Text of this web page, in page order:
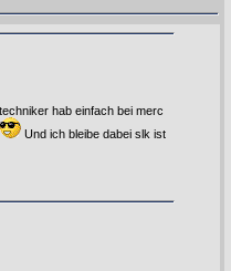
hab einfach bei merc
Und ich bleibe dabei slk ist